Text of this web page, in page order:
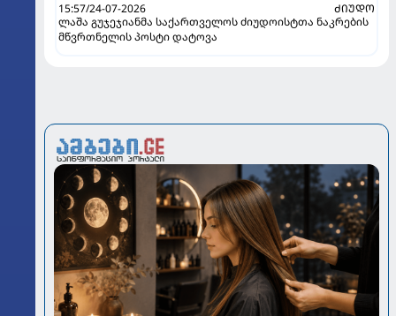
15:57/24-07-2026
ᲫᲘᲣᲓᲝ
ლაშა გუჯეჯიანმა საქართველოს ძიუდოისტთა ნაკრების
მწვრთნელის პოსტი დატოვა